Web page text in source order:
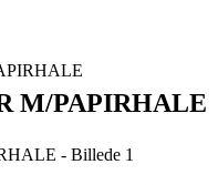
M/PAPIRHALE